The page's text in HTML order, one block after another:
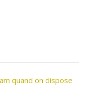
quand on dispose